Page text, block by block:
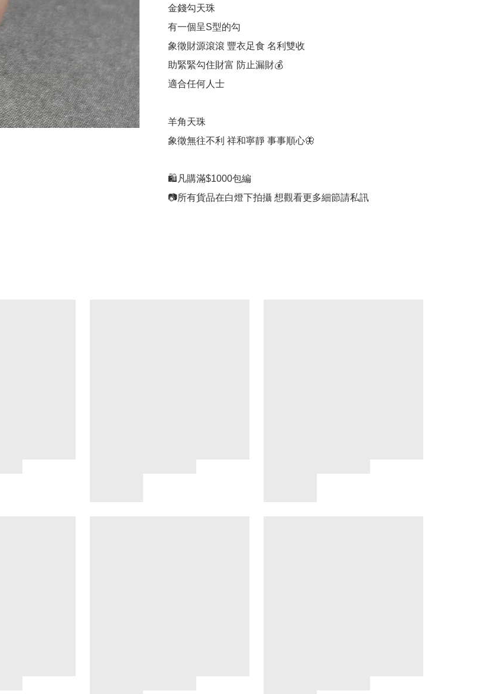
金錢勾天珠
有一個呈S型的勾
象徵財源滾滾 豐衣足食 名利雙收
助緊緊勾住財富 防止漏財💰
適合任何人士
羊角天珠
象徵無往不利 祥和寧靜 事事順心🦋
🛍凡購滿$1000包編